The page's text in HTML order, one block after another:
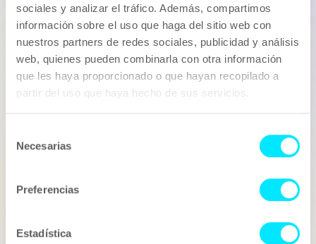
sociales y analizar el tráfico. Además, compartimos
información sobre el uso que haga del sitio web con
nuestros partners de redes sociales, publicidad y análisis
web, quienes pueden combinarla con otra información
que les haya proporcionado o que hayan recopilado a
partir del uso que haya hecho de sus servicios.
Necesarias
Preferencias
Estadística
forma recurrent o ho consideres ideal com a
ambaixador de la teva marca, Influentia és el teu aliat.
Ens encarreguem de portar la teva idea a la realitat,
des del procés creatiu fins a la part legal i, per
descomptat, passant per la negociació amb el nostre
representat.